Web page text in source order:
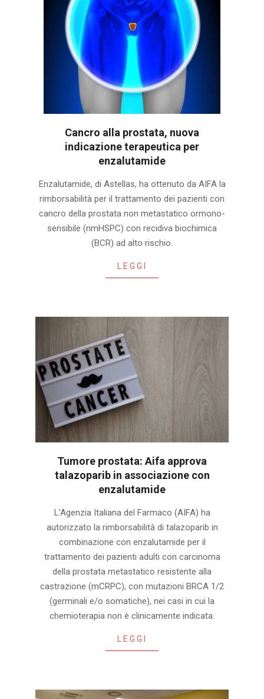
Cancro alla prostata, nuova
indicazione terapeutica per
enzalutamide
07-
11
Enzalutamide, di Astellas, ha ottenuto da AIFA la
rimborsabilità per il trattamento dei pazienti con
cancro della prostata non metastatico ormono-
sensibile (nmHSPC) con recidiva biochimica
(BCR) ad alto rischio.
LEGGI
Tumore prostata: Aifa approva
talazoparib in associazione con
enzalutamide
L’Agenzia Italiana del Farmaco (AIFA) ha
autorizzato la rimborsabilità di talazoparib in
combinazione con enzalutamide per il
trattamento dei pazienti adulti con carcinoma
della prostata metastatico resistente alla
castrazione (mCRPC), con mutazioni BRCA 1/2
(germinali e/o somatiche), nei casi in cui la
chemioterapia non è clinicamente indicata.
LEGGI